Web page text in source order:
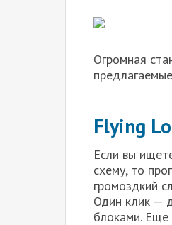
Огромная
Flying
Если вы
схему, то
громоздкий
Один клик —
блоками. Еще